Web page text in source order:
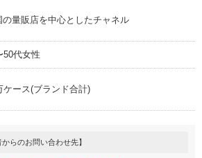
の量販店を中心としたチャネル
50代女性
ケース(ブランド合計)
らのお問い合わせ先】